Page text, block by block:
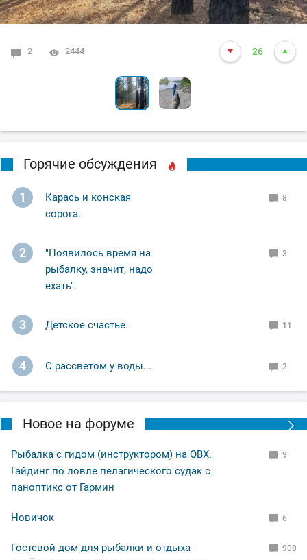
2 2444 26
6 2270 27
Горячие обсуждения
1
Карась и конская
сорога.
8
2
"Появилось время на
рыбалку, значит, надо
ехать".
3
3 Детское счастье. 11
4 С рассветом у воды... 2
Новое на форуме
Рыбалка с гидом (инструктором) на ОВХ.
Гайдинг по ловле пелагического судак с
паноптикс от Гармин
9
Новичок 6
Гостевой дом для рыбалки и отдыха
908